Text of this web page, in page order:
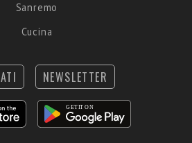
Sanremo
Cucina
NEWSLETTER